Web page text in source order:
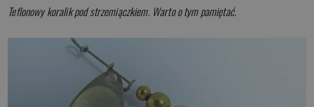
Teflonowy koralik pod strzemiączkiem. Warto o tym pamiętać.